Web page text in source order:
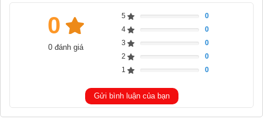
0
0 đánh giá
5
0
4
0
3
0
2
0
1
0
Gửi bình luận của bạn